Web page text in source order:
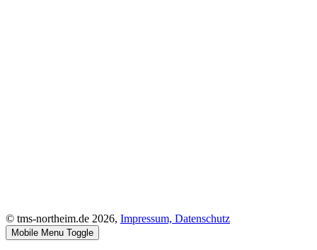
© tms-northeim.de 2026, Impressum, Datenschutz
Mobile Menu Toggle